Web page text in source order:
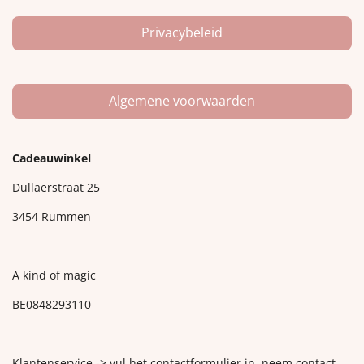
Privacybeleid
Algemene voorwaarden
Cadeauwinkel
Dullaerstraat 25
3454 Rummen
A kind of magic
BE0848293110